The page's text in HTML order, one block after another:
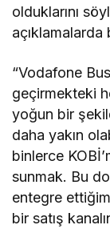
olduklarını
açıklamalarda
“Vodafone
geçirmekteki
yoğun bir
daha yakın
binlerce
sunmak. Bu
entegre
bir satış